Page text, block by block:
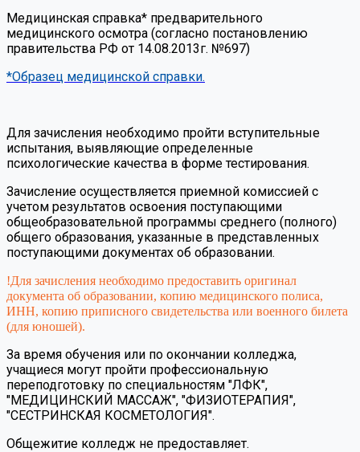
Медицинская справка* предварительного
медицинского осмотра (согласно постановлению
правительства РФ от 14.08.2013г. №697)
*Образец медицинской справки.
Для зачисления необходимо пройти вступительные
испытания, выявляющие определенные
психологические качества в форме тестирования.
Зачисление осуществляется приемной комиссией с
учетом результатов освоения поступающими
общеобразовательной программы среднего (полного)
общего образования, указанные в представленных
поступающими документах об образовании.
!Для зачисления необходимо предоставить оригинал
документа об образовании, копию медицинского полиса,
ИНН, копию приписного свидетельства или военного билета
(для юношей).
За время обучения или по окончании колледжа,
учащиеся могут пройти профессиональную
переподготовку по специальностям "ЛФК",
"МЕДИЦИНСКИЙ МАССАЖ", "ФИЗИОТЕРАПИЯ",
"СЕСТРИНСКАЯ КОСМЕТОЛОГИЯ".
Общежитие колледж не предоставляет.